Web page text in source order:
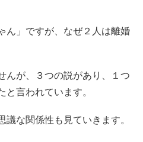
ん」ですが、なぜ２人は離婚
んが、３つの説があり、１つ
と言われています。
な関係性も見ていきます。